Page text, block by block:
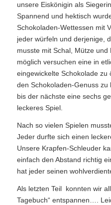
unsere Eiskönigin als
Spannend und hektisch
Schokoladen-Wettessen mit
jeder würfeln und derjenige,
musste mit Schal, Mütze und
möglich versuchen eine in
eingewickelte Schokolade zu
den Schokoladen-Genuss
bis der nächste eine sechs
leckeres Spiel.
Nach so vielen Spielen
Jeder durfte sich einen
Unsere Krapfen-Schleuder
einfach den Abstand richtig
hat jeder seinen
Als letzten Teil konnten wir
Tagebuch“ entspannen….